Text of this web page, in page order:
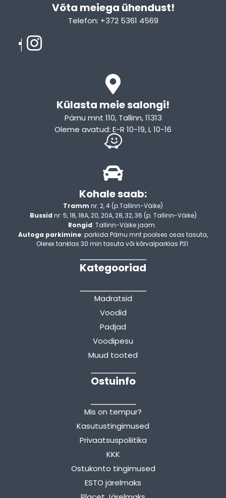
Võta meiega ühendust!​
Telefon: +372 5361 4569
Külasta meie salongi!
Pärnu mnt 110, Tallinn, 11313
Oleme avatud: E-R 10-19, L 10-16
Kohale saab:
Tramm nr: 2, 4 (p.Tallinn-Väike)
Bussid nr: 5, 18, 18A, 20, 20A, 28, 32, 36 (p. Tallinn-Väike)
Rongid: Tallinn-Väike jaam.
Autoga parkimine: parkida Pärnu mnt poolses osas tasuta,
Olerex tanklas 30 min tasuta või kõrvalparklas P31
Kategooriad
Madratsid
Voodid
Padjad
Voodipesu
Muud tooted
Ostuinfo
Mis on tempur?
Kasutustingimused
Privaatsuspoliitika
KKK
Ostukonto tingimused
ESTO järelmaks